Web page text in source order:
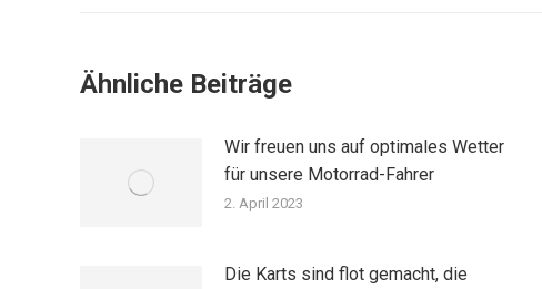
Ähnliche Beiträge
Wir freuen uns auf optimales Wetter
für unsere Motorrad-Fahrer
2. April 2023
Die Karts sind flot gemacht, die